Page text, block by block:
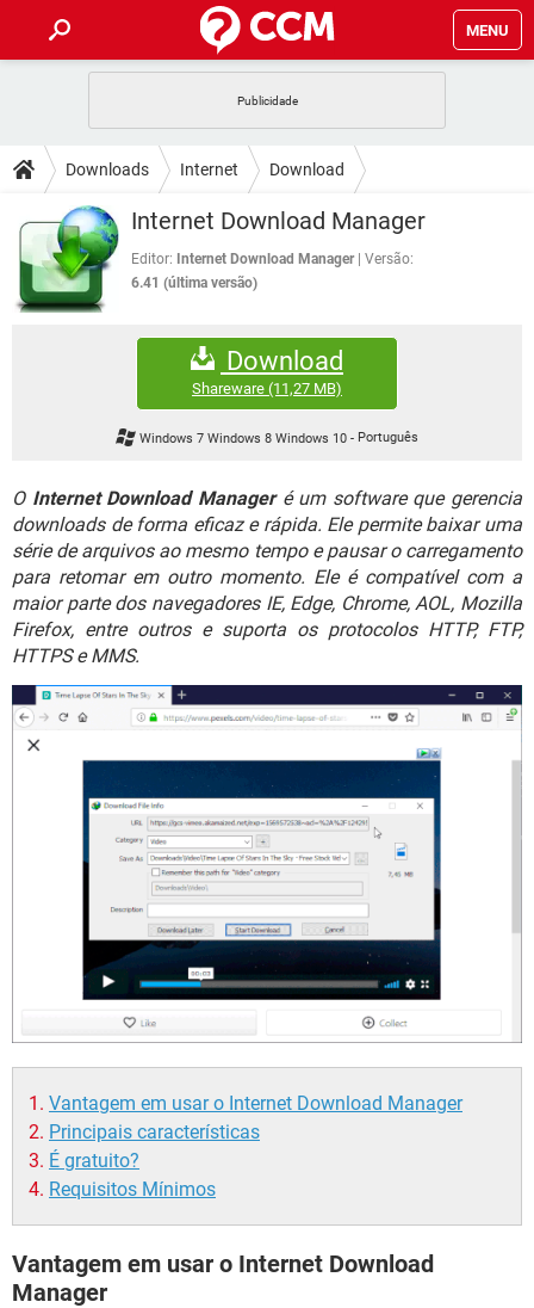
MENU
CELULAR FACEBOOK
OUTLOOK EXCEL
INSTAGRAM GMAIL
GUIA DE COMPRAS
DICAS
JOGOS WHATSAPP
CELULAR
OUTLOOK
DOWNLOADS
JOGOS WHATSAPP
CELULAR
EXCEL
GMAIL
FÓRUM
FACEBOOK
EXCEL
GMAIL
WHATSAPP
INSTAGRAM GMAIL
GUIA DE COMPRAS
Downloads Internet Download
Internet Download Manager
Editor: Internet Download Manager
Versão:
6.41 (última versão)
Download
Shareware (11,27 MB)
Windows 7 Windows 8 Windows 10- Português
O Internet Download Manageré um software que gerencia
downloads de forma eficaz e rápida. Ele permite baixar uma
série de arquivos ao mesmo tempo e pausar o carregamento
para retomar em outro momento. Ele é compatível com a
maior parte dos navegadores IE, Edge, Chrome, AOL, Mozilla
Firefox, entre outros e suporta os protocolos HTTP, FTP,
HTTPS e MMS.
Vantagem em usar o Internet Download Manager
Principais características
É gratuito?
Requisitos Mínimos
Vantagem em usar o Internet Download
Manager